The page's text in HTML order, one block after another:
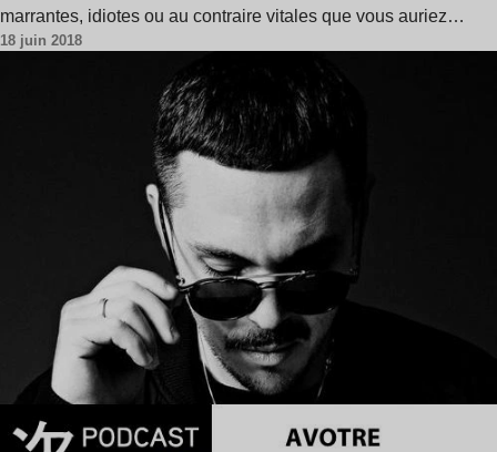
marrantes, idiotes ou au contraire vitales que vous auriez…
18 juin 2018